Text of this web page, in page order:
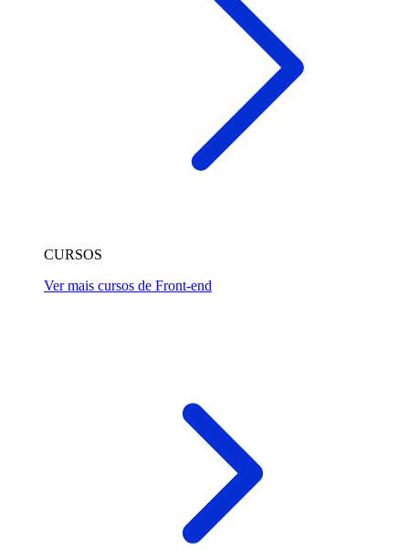
CURSOS
Ver mais cursos de Front-end